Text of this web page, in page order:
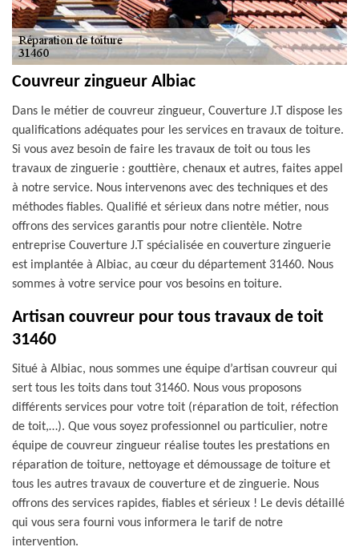
Couvreur zingueur Albiac
Dans le métier de couvreur zingueur, Couverture J.T dispose les
qualifications adéquates pour les services en travaux de toiture.
Si vous avez besoin de faire les travaux de toit ou tous les
travaux de zinguerie : gouttière, chenaux et autres, faites appel
à notre service. Nous intervenons avec des techniques et des
méthodes fiables. Qualifié et sérieux dans notre métier, nous
offrons des services garantis pour notre clientèle. Notre
entreprise Couverture J.T spécialisée en couverture zinguerie
est implantée à Albiac, au cœur du département 31460. Nous
sommes à votre service pour vos besoins en toiture.
Artisan couvreur pour tous travaux de toit
31460
Situé à Albiac, nous sommes une équipe d’artisan couvreur qui
sert tous les toits dans tout 31460. Nous vous proposons
différents services pour votre toit (réparation de toit, réfection
de toit,…). Que vous soyez professionnel ou particulier, notre
équipe de couvreur zingueur réalise toutes les prestations en
réparation de toiture, nettoyage et démoussage de toiture et
tous les autres travaux de couverture et de zinguerie. Nous
offrons des services rapides, fiables et sérieux ! Le devis détaillé
qui vous sera fourni vous informera le tarif de notre
intervention.